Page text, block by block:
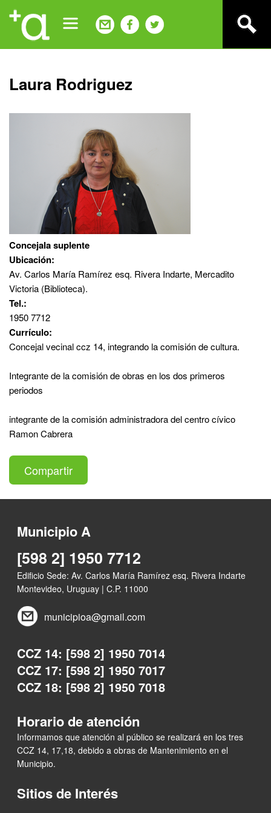
Jump
navigation
Back
to
Laura Rodriguez
Concejala suplente
Ubicación:
Av. Carlos María Ramírez esq. Rivera Indarte, Mercadito
Victoria (Biblioteca).
Tel.:
1950 7712
Currículo:
Concejal vecinal ccz 14, integrando la comisión de cultura.
Integrante de la comisión de obras en los dos primeros
periodos
integrante de la comisión administradora del centro cívico
Ramon Cabrera
Compartir
Municipio A
[598 2] 1950 7712
Edificio Sede: Av. Carlos María Ramírez esq. Rivera Indarte
Montevideo, Uruguay | C.P. 11000
municipioa@gmail.com
CCZ 14: [598 2] 1950 7014
CCZ 17: [598 2] 1950 7017
CCZ 18: [598 2] 1950 7018
Horario de atención
Informamos que atención al público se realizará en los tres
CCZ 14, 17,18, debido a obras de Mantenimiento en el
Municipio.
Sitios de Interés